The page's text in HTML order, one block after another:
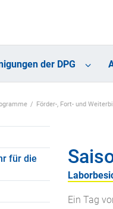
der DPG
Förder-, Fort- und
für die
Ein Tag